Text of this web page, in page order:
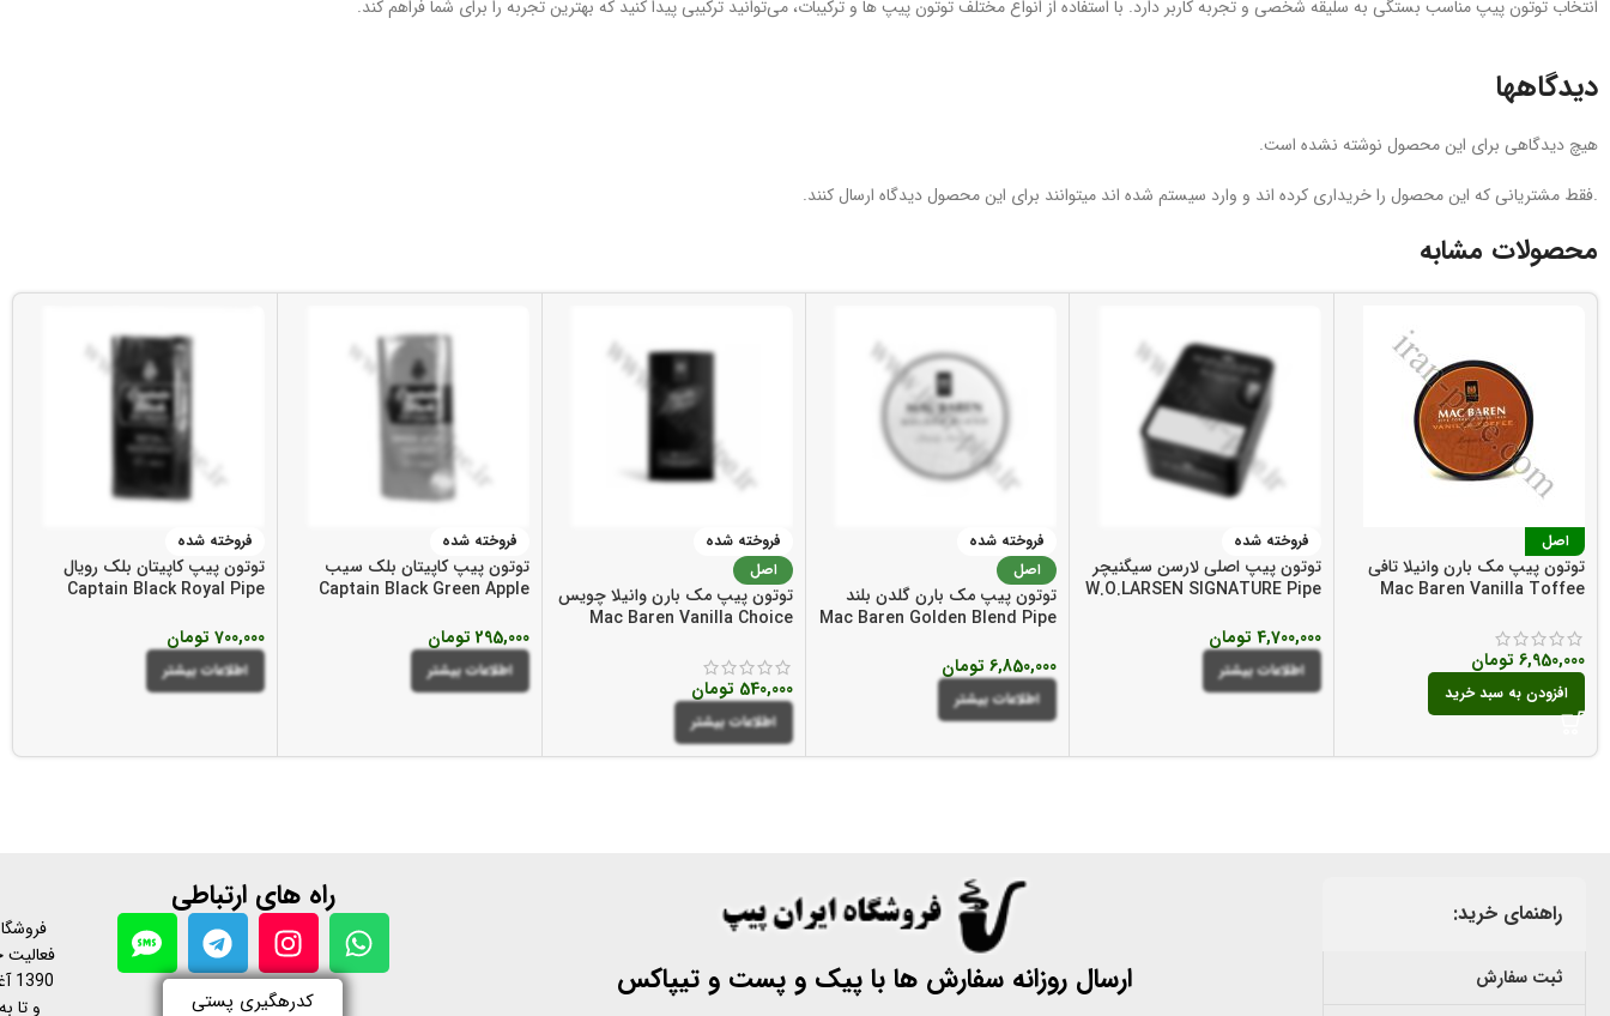
انتخاب توتون پیپ مناسب بستگی به سلیقه شخصی و تجربه کاربر دارد. با استفاده از انواع مختلف توتون‌ پیپ ها و ترکیبات، می‌توانید ترکیبی پیدا کنید که بهترین تجربه را برای شما فراهم کند.
دیدگاهها
هیچ دیدگاهی برای این محصول نوشته نشده است.
.فقط مشتریانی که این محصول را خریداری کرده اند و وارد سیستم شده اند میتوانند برای این محصول دیدگاه ارسال کنند.
محصولات مشابه
اصل
توتون پیپ مک بارن وانیلا تافی
Mac Baren Vanilla Toffee
6,950,000 تومان
افزودن به سبد خرید
فروخته شده
توتون پیپ اصلی لارسن سیگنیچر
W.O.LARSEN SIGNATURE Pipe
4,700,000 تومان
اطلاعات بیشتر
فروخته شده
اصل
توتون پیپ مک بارن گلدن بلند
Mac Baren Golden Blend Pipe
6,850,000 تومان
اطلاعات بیشتر
فروخته شده
اصل
توتون پیپ مک بارن وانیلا چویس
Mac Baren Vanilla Choice
540,000 تومان
اطلاعات بیشتر
فروخته شده
توتون پیپ کاپیتان بلک سیب
Captain Black Green Apple
295,000 تومان
اطلاعات بیشتر
فروخته شده
توتون پیپ کاپیتان بلک رویال
Captain Black Royal Pipe
700,000 تومان
اطلاعات بیشتر
راهنمای خرید:
ثبت سفارش ارسال روزانه سفارش ها با پیک و پست و تیپاکس
راه های ارتباطی
کدرهگیری پستی
فعالیت
و تا